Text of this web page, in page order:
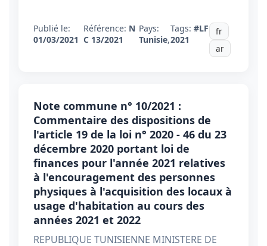
Publié le:
01/03/2021
Référence: N
C 13/2021
Pays:
Tunisie,
Tags:#LF
2021
fr
ar
Note commune n° 10/2021 :
Commentaire des dispositions de
l'article 19 de la loi n° 2020 - 46 du 23
décembre 2020 portant loi de
finances pour l'année 2021 relatives
à l'encouragement des personnes
physiques à l'acquisition des locaux à
usage d'habitation au cours des
années 2021 et 2022
REPUBLIQUE TUNISIENNE MINISTERE DE